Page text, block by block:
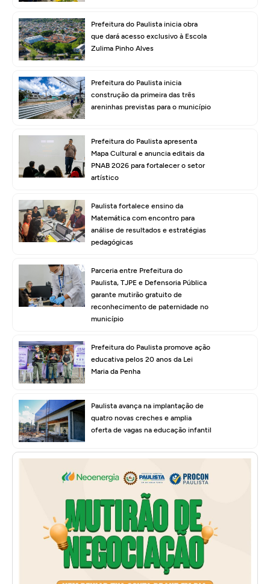
Prefeitura do Paulista inicia obra
que dará acesso exclusivo à Escola
Zulima Pinho Alves
Prefeitura do Paulista inicia
construção da primeira das três
areninhas previstas para o município
Prefeitura do Paulista apresenta
Mapa Cultural e anuncia editais da
PNAB 2026 para fortalecer o setor
artístico
Paulista fortalece ensino da
Matemática com encontro para
análise de resultados e estratégias
pedagógicas
Parceria entre Prefeitura do
Paulista, TJPE e Defensoria Pública
garante mutirão gratuito de
reconhecimento de paternidade no
município
Prefeitura do Paulista promove ação
educativa pelos 20 anos da Lei
Maria da Penha
Paulista avança na implantação de
quatro novas creches e amplia
oferta de vagas na educação infantil